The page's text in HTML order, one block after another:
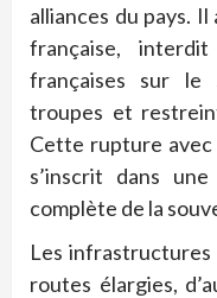
alliances du pays.
française,
françaises sur le
troupes et
Cette rupture avec
s’inscrit dans
complète de la
Les infrastructures
routes élargies,